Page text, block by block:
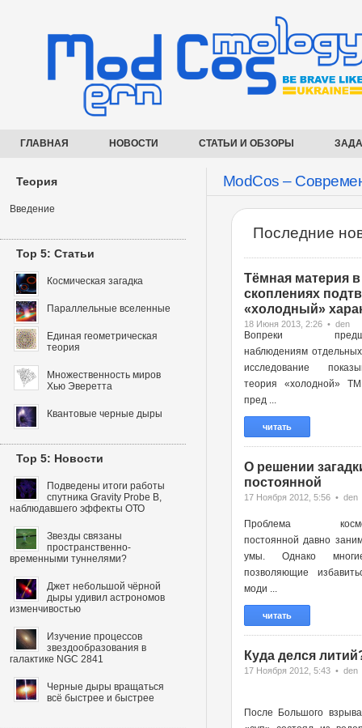
ГЛАВНАЯ НОВОСТИ СТАТЬИ И ОБЗОРЫ
ModCos –
Последние
Тёмная материя в
скоплениях
«холодный»
18 Июня 2013, 2:26 • den
Вопреки
наблюдениям
исследование
теория «холодной»
пред ...
читать
О решении
постоянной
17 Ноября 2012, 5:56 • den
Проблема
постоянной давно
умы. Однако
позволяющие
моди ...
читать
Куда делся
17 Ноября 2012, 5:43 • den
После Большого
Теория
Введение
Top 5: Статьи
Космическая загадка
Параллельные вселенные
Единая геометрическая
теория
Множественность миров
Хью Эверетта
Квантовые черные дыры
Top 5: Новости
Подведены итоги работы
спутника Gravity Probe B,
наблюдавшего эффекты ОТО
Звезды связаны
пространственно-
временными туннелями?
Джет небольшой чёрной
дыры удивил астрономов
изменчивостью
Изучение процессов
звездообразования в
галактике NGC 2841
Черные дыры вращаться
всё быстрее и быстрее